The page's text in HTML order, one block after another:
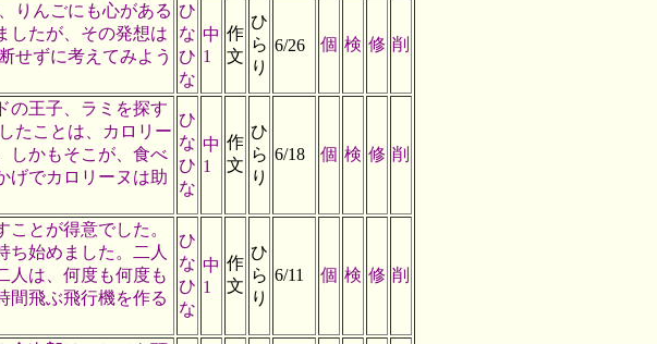
りんごにも心がある
したが、その発想は
せずに考えてみよう
ひ
な
ひ
な
中
1
作
文
ひ
ら
り
6/26 個 検 修 削
の王子、ラミを探す
たことは、カロリー
しかもそこが、食べ
げでカロリーヌは助
ひ
な
ひ
な
中
1
作
文
ひ
ら
り
6/18 個 検 修 削
とが得意でした。
ち始めました。二人
人は、何度も何度も
間飛ぶ飛行機を作る
ひ
な
ひ
な
中
1
作
文
ひ
ら
り
6/11 個 検 修 削